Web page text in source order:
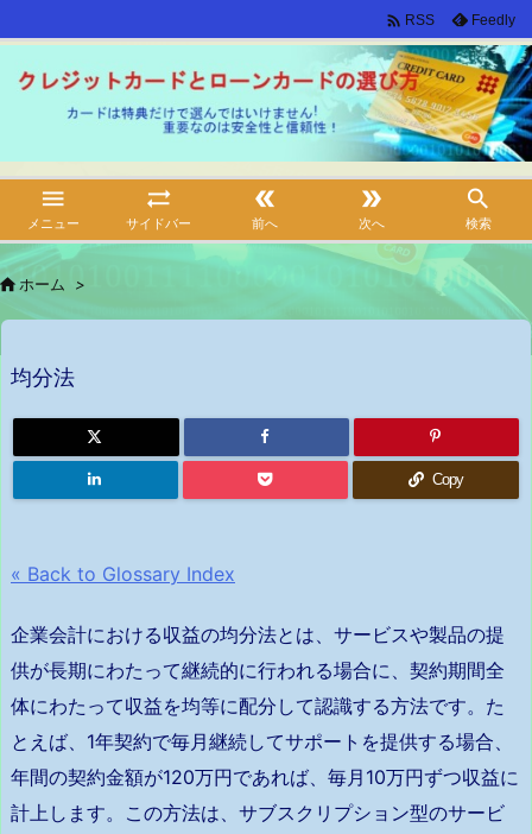

メニュー

サイドバー

前へ

次へ

検索
 RSS Feedly
ホーム >
均分法
Copy
« Back to Glossary Index
企業会計における収益の均分法とは、サービスや製品の提
供が長期にわたって継続的に行われる場合に、契約期間全
体にわたって収益を均等に配分して認識する方法です。た
とえば、1年契約で毎月継続してサポートを提供する場合、
年間の契約金額が120万円であれば、毎月10万円ずつ収益に
計上します。この方法は、サブスクリプション型のサービ